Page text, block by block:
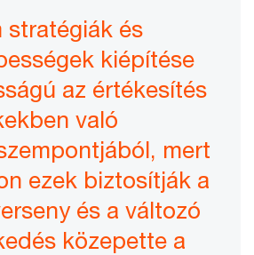
stratégiák és
kiépítése
az értékesítés
való
mert
ezek biztosítják a
és a változó
közepette a